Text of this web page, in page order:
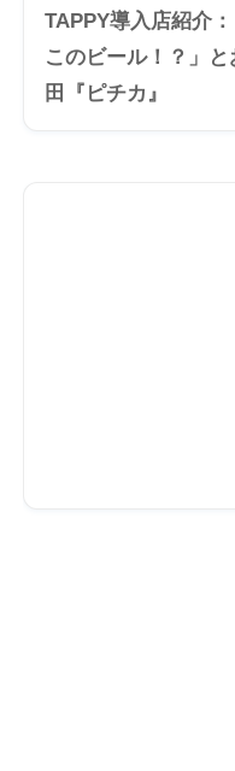
TAPPY導入店紹介
このビール！？」
田『ピチカ』